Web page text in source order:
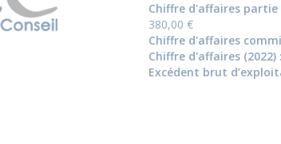
Chiffre d'affaires
380,00 €
Chiffre d'affaires
Chiffre d'affaires (2022) :
Excédent brut